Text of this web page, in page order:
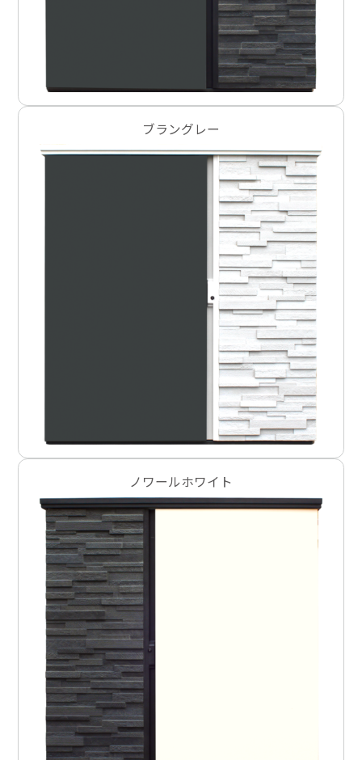
ブラングレー
ノワールホワイト